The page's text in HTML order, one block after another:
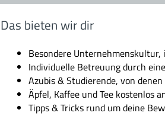
Das bieten wir dir
Besondere
Individuelle Betreuung durch
Azubis & Studierende, von
Äpfel, Kaffee und Tee kostenlos
Tipps & Tricks rund um deine